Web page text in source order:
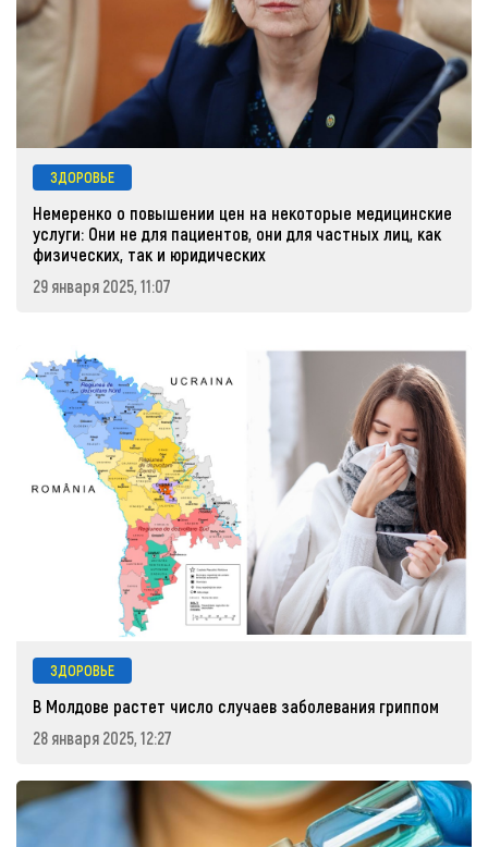
ЗДОРОВЬЕ
Немеренко о повышении цен на некоторые медицинские
услуги: Они не для пациентов, они для частных лиц, как
физических, так и юридических
29 января 2025, 11:07
ЗДОРОВЬЕ
В Молдове растет число случаев заболевания гриппом
28 января 2025, 12:27